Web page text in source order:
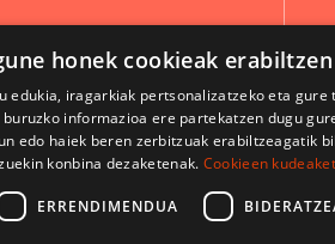
honek cookieak
edukia, iragarkiak pertsonalizatzeko eta gure
informazioa ere partekatzen dugu
edo haiek beren zerbitzuak erabiltzeagatik
konbina dezaketenak. Cookieen
ERRENDIMENDUA